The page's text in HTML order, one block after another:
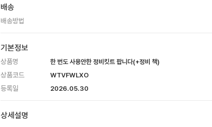
배송
배송방법
기본정보
상품명 한 번도 사용안한 정비킷트 팝니다(+정비 책)
상품코드 WTVFWLXO
등록일 2026.05.30
상세설명